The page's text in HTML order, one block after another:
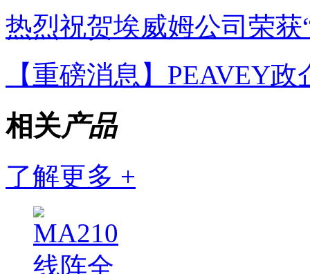
热烈祝贺埃威姆公司荣
【重磅消息】PEAVEY
相关产品
了解更多 +